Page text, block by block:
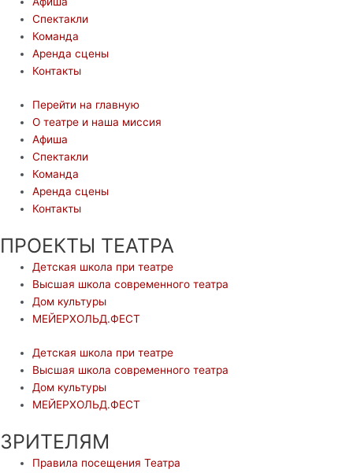
Спектакли
Команда
Аренда сцены
Контакты
Перейти на главную
О театре и наша миссия
Афиша
Спектакли
Команда
Аренда сцены
Контакты
ПРОЕКТЫ ТЕАТРА
Детская школа при театре
Высшая школа современного театра
Дом культуры
МЕЙЕРХОЛЬД.ФЕСТ
Детская школа при театре
Высшая школа современного театра
Дом культуры
МЕЙЕРХОЛЬД.ФЕСТ
ЗРИТЕЛЯМ
Правила посещения Театра